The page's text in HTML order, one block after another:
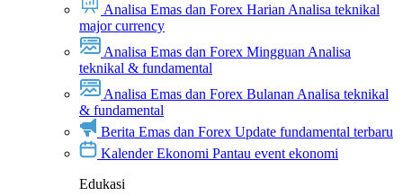
Analisa Emas dan Forex Harian Analisa teknikal
major currency
Analisa Emas dan Forex Mingguan Analisa
teknikal & fundamental
Analisa Emas dan Forex Bulanan Analisa teknikal
& fundamental
Berita Emas dan Forex Update fundamental terbaru
Kalender Ekonomi Pantau event ekonomi
Edukasi